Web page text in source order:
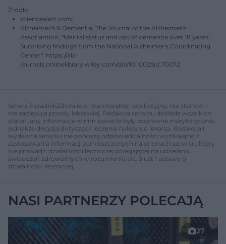
Źródła:
sciencealert.com;
Alzheimer's & Dementia, The Journal of the Alzheimer's
Assotiantion, "Marital status and risk of dementia over 18 years:
Surprising findings from the National Alzheimer's Coordinating
Center": https://alz-
journals.onlinelibrary.wiley.com/doi/10.1002/alz.70072
Serwis PoradnikZdrowie.pl ma charakter edukacyjny, nie stanowi i
nie zastępuje porady lekarskiej. Redakcja serwisu dokłada wszelkich
starań, aby informacje w nim zawarte były poprawne merytorycznie,
jednakże decyzja dotycząca leczenia należy do lekarza. Redakcja i
wydawca serwisu nie ponoszą odpowiedzialności wynikającej z
zastosowania informacji zamieszczonych na stronach serwisu, który
nie prowadzi działalności leczniczej polegającej na udzielaniu
świadczeń zdrowotnych w rozumieniu art. 3 ust 1 ustawy o
działalności leczniczej.
NASI PARTNERZY POLECAJĄ
27